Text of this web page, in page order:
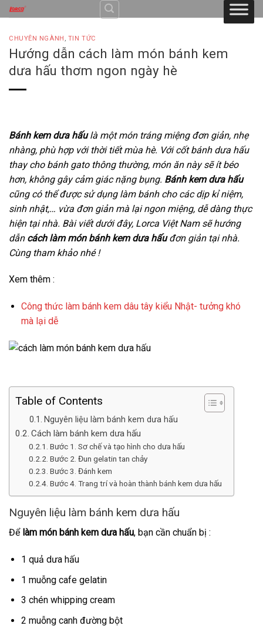
Skip
to
content
CHUYÊN NGÀNH , TIN TỨC
Hướng dẫn cách làm món bánh kem
dưa hấu thơm ngon ngày hè
Bánh kem dưa hấulà một món tráng miệng đơn giản, nhẹ
nhàng, phù hợp với thời tiết mùa hè. Với cốt bánh dưa hấu
thay cho bánh gato thông thường, món ăn này sẽ ít béo
hơn, không gây cảm giác nặng bụng. Bánh kem dưa hấu
cũng có thể được sử dụng làm bánh cho các dịp kỉ niệm,
sinh nhật,… vừa đơn giản mà lại ngon miệng, dễ dàng thực
hiện tại nhà. Bài viết dưới đây, Lorca Việt Nam sẽ hướng
dẫn cách làm món bánh kem dưa hấuđơn giản tại nhà.
Cùng tham khảo nhé !
Xem thêm :
Công thức làm bánh kem dâu tây kiểu Nhật- tưởng khó
mà lại dễ
Table of Contents
Nguyên liệu làm bánh kem dưa hấu
Cách làm bánh kem dưa hấu
Bước 1. Sơ chế và tạo hình cho dưa hấu
Bước 2. Đun gelatin tan chảy
Bước 3. Đánh kem
Bước 4. Trang trí và hoàn thành bánh kem dưa hấu
Nguyên liệu làm bánh kem dưa hấu
Để làm món bánh kem dưa hấu, bạn cần chuẩn bị :
1 quả dưa hấu
1 muỗng cafe gelatin
3 chén whipping cream
2 muỗng canh đường bột